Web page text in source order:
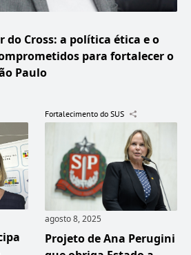
do Cross: a política ética e o
para fortalecer o
Paulo
Fortalecimento do SUS
agosto 8, 2025
Projeto de Ana Perugini